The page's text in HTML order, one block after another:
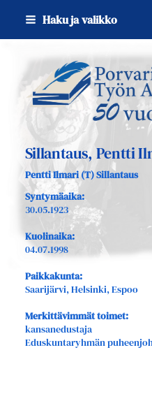
Siirry
sivun
sisältöön
Haku ja valikko
Sillantaus, Pentti
Pentti Ilmari (T) Sillantaus
Syntymäaika:
30.05.1923
Kuolinaika:
04.07.1998
Paikkakunta:
Saarijärvi, Helsinki, Espoo
Merkittävimmät toimet:
kansanedustaja
Eduskuntaryhmän